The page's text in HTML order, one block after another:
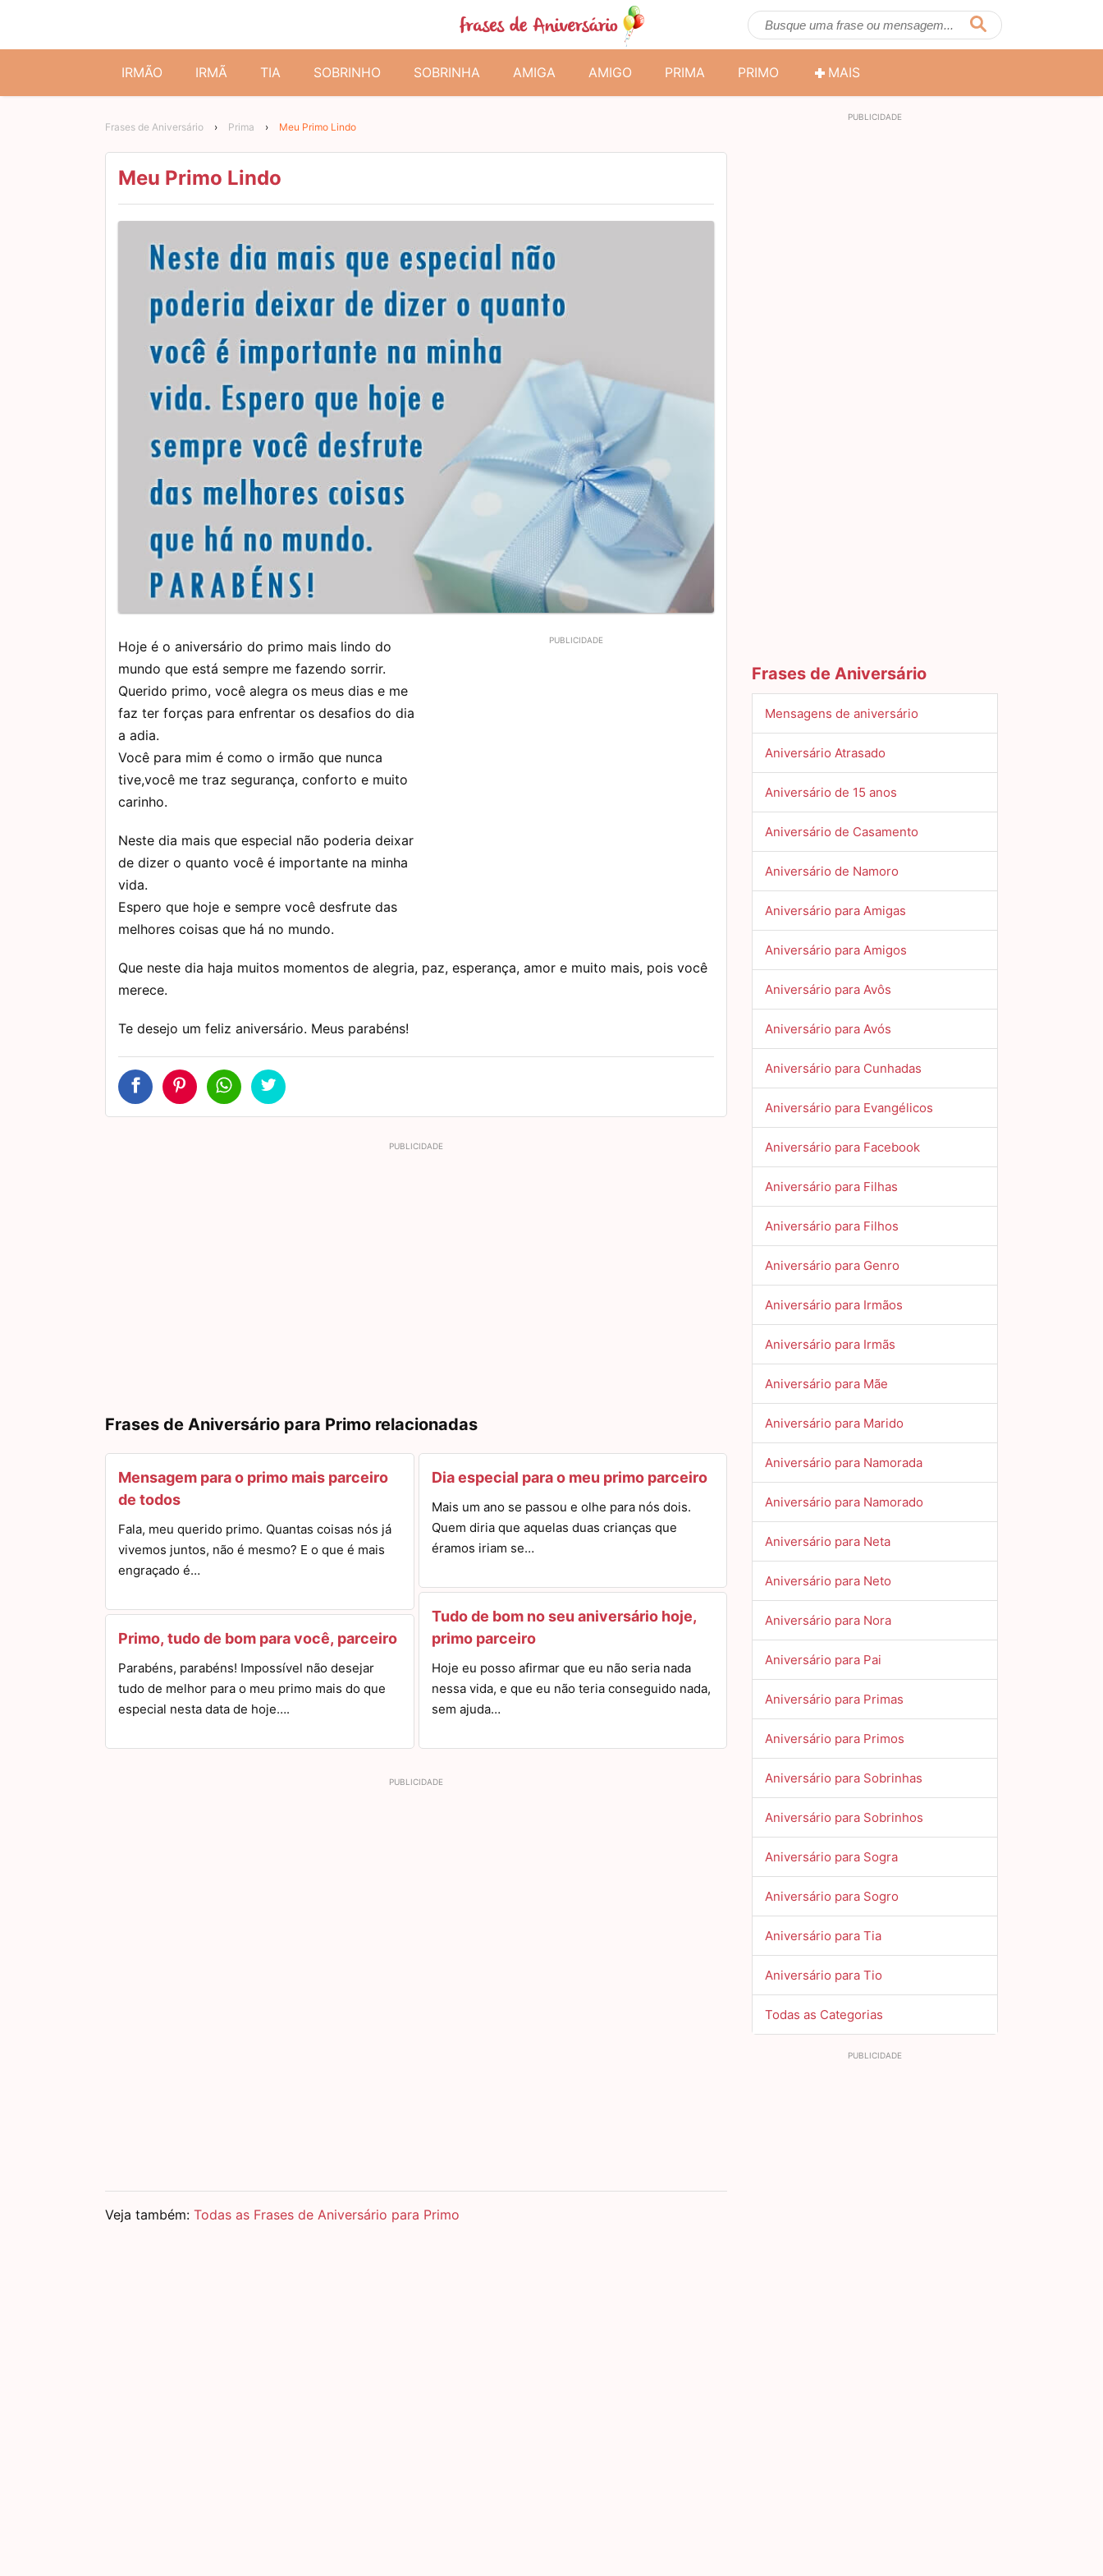
IRMÃO IRMÃ TIA SOBRINHO SOBRINHA AMIGA AMIGO PRIMA PRIMO MAIS
Frases de Aniversário › Prima › Meu Primo Lindo
Meu Primo Lindo
Hoje é o aniversário do primo mais lindo do
mundo que está sempre me fazendo sorrir.
Querido primo, você alegra os meus dias e me
faz ter forças para enfrentar os desafios do dia
a adia.
Você para mim é como o irmão que nunca
tive,você me traz segurança, conforto e muito
carinho.
Neste dia mais que especial não poderia deixar
de dizer o quanto você é importante na minha
vida.
Espero que hoje e sempre você desfrute das
melhores coisas que há no mundo.
Que neste dia haja muitos momentos de alegria, paz, esperança, amor e muito mais, pois você
merece.
Te desejo um feliz aniversário. Meus parabéns!
Frases de Aniversário para Primo relacionadas
Mensagem para o primo mais parceiro
de todos
Fala, meu querido primo. Quantas coisas nós já
vivemos juntos, não é mesmo? E o que é mais
engraçado é…
Primo, tudo de bom para você, parceiro
Parabéns, parabéns! Impossível não desejar
tudo de melhor para o meu primo mais do que
especial nesta data de hoje….
Dia especial para o meu primo parceiro
Mais um ano se passou e olhe para nós dois.
Quem diria que aquelas duas crianças que
éramos iriam se…
Tudo de bom no seu aniversário hoje,
primo parceiro
Hoje eu posso afirmar que eu não seria nada
nessa vida, e que eu não teria conseguido nada,
sem ajuda…
Veja também: Todas as Frases de Aniversário para Primo
Frases de Aniversário
Mensagens de aniversário
Aniversário Atrasado
Aniversário de 15 anos
Aniversário de Casamento
Aniversário de Namoro
Aniversário para Amigas
Aniversário para Amigos
Aniversário para Avôs
Aniversário para Avós
Aniversário para Cunhadas
Aniversário para Evangélicos
Aniversário para Facebook
Aniversário para Filhas
Aniversário para Filhos
Aniversário para Genro
Aniversário para Irmãos
Aniversário para Irmãs
Aniversário para Mãe
Aniversário para Marido
Aniversário para Namorada
Aniversário para Namorado
Aniversário para Neta
Aniversário para Neto
Aniversário para Nora
Aniversário para Pai
Aniversário para Primas
Aniversário para Primos
Aniversário para Sobrinhas
Aniversário para Sobrinhos
Aniversário para Sogra
Aniversário para Sogro
Aniversário para Tia
Aniversário para Tio
Todas as Categorias